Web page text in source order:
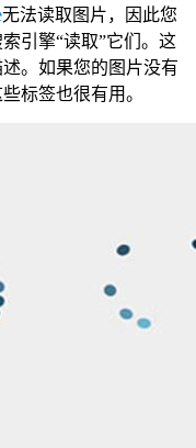
无法读取图片，因此您
引擎“读取”它们。这
。如果您的图片没有
标签也很有用。